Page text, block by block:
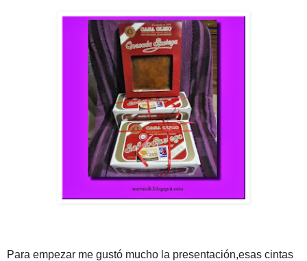
Para empezar me gustó mucho la presentación,esas cintas